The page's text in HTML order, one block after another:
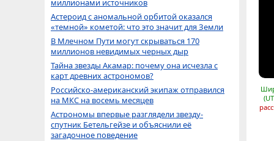
миллионами источников
Астероид с аномальной орбитой оказался
«темной» кометой: что это значит для Земли
В Млечном Пути могут скрываться 170
миллионов невидимых черных дыр
Тайна звезды Акамар: почему она исчезла с
карт древних астрономов?
Российско-американский экипаж отправился
на МКС на восемь месяцев
Астрономы впервые разглядели звезду-
спутник Бетельгейзе и объяснили её
загадочное поведение